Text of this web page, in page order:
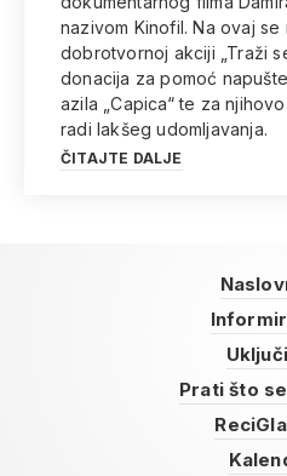
nazivom Kinofil. Na ovaj se
dobrotvornoj akciji „Traži
donacija za pomoć
azila „Capica“ te za
radi lakšeg udomljavanja.
ČITAJTE DALJE
Prati što